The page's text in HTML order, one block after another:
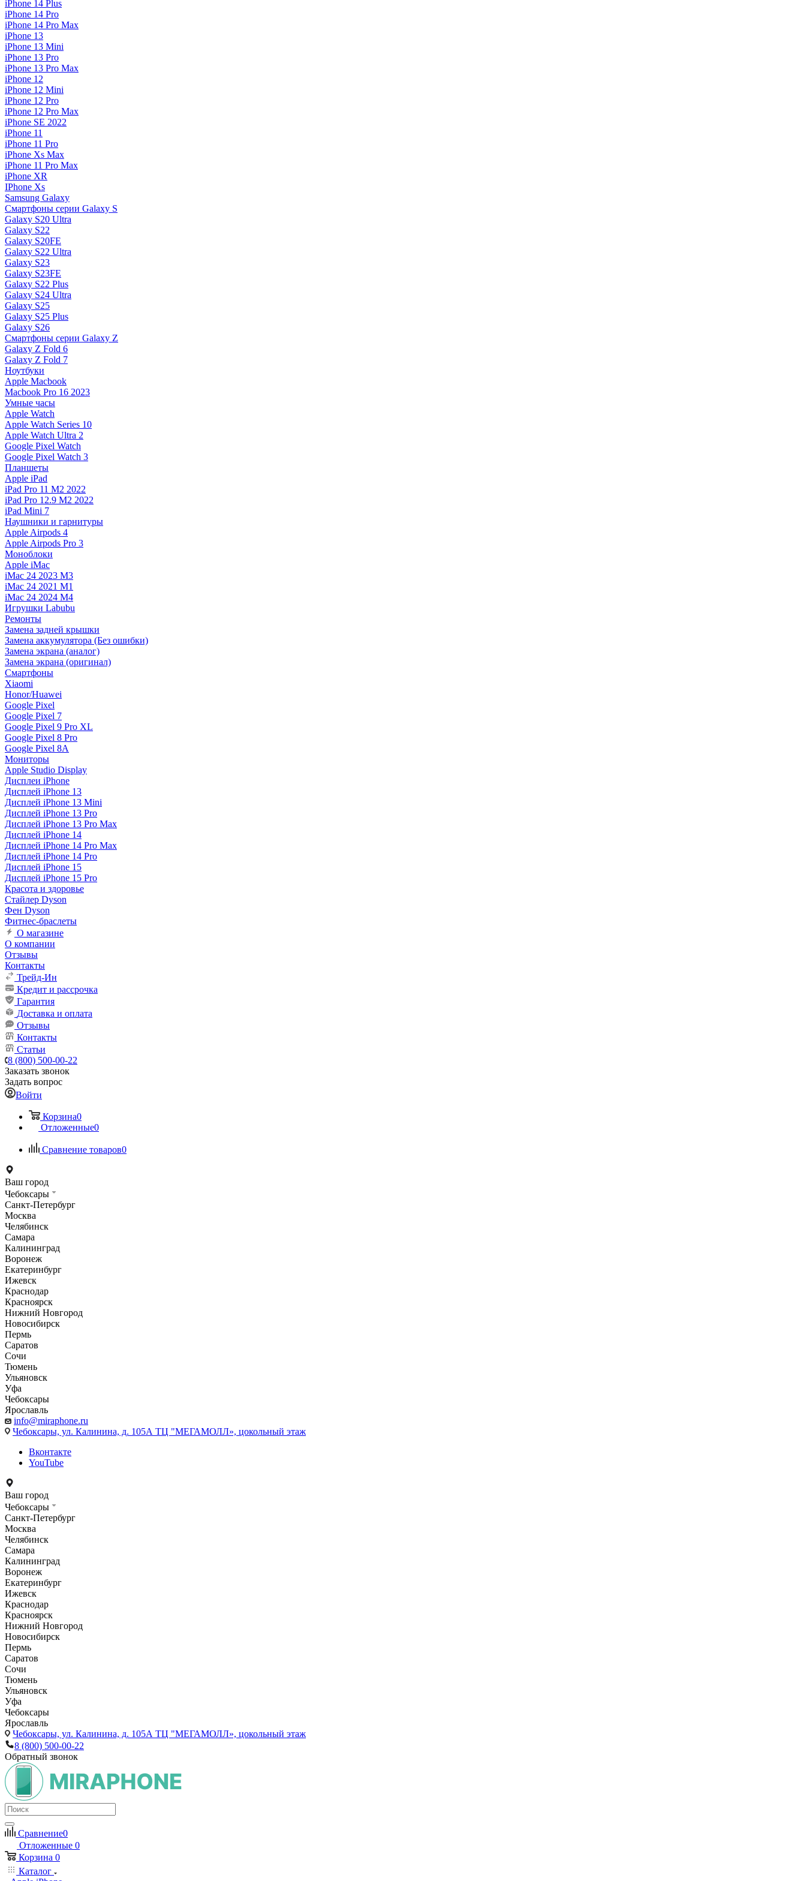
iPhone 14 Plus
iPhone 14 Pro
iPhone 14 Pro Max
iPhone 13
iPhone 13 Mini
iPhone 13 Pro
iPhone 13 Pro Max
iPhone 12
iPhone 12 Mini
iPhone 12 Pro
iPhone 12 Pro Max
iPhone SE 2022
iPhone 11
iPhone 11 Pro
iPhone Xs Max
iPhone 11 Pro Max
iPhone XR
IPhone Xs
Samsung Galaxy
Смартфоны серии Galaxy S
Galaxy S20 Ultra
Galaxy S22
Galaxy S20FE
Galaxy S22 Ultra
Galaxy S23
Galaxy S23FE
Galaxy S22 Plus
Galaxy S24 Ultra
Galaxy S25
Galaxy S25 Plus
Galaxy S26
Смартфоны серии Galaxy Z
Galaxy Z Fold 6
Galaxy Z Fold 7
Ноутбуки
Apple Macbook
Macbook Pro 16 2023
Умные часы
Apple Watch
Apple Watch Series 10
Apple Watch Ultra 2
Google Pixel Watch
Google Pixel Watch 3
Планшеты
Apple iPad
iPad Pro 11 M2 2022
iPad Pro 12.9 M2 2022
iPad Mini 7
Наушники и гарнитуры
Apple Airpods 4
Apple Airpods Pro 3
Моноблоки
Apple iMac
iMac 24 2023 M3
iMac 24 2021 M1
iMac 24 2024 M4
Игрушки Labubu
Ремонты
Замена задней крышки
Замена аккумулятора (Без ошибки)
Замена экрана (аналог)
Замена экрана (оригинал)
Смартфоны
Xiaomi
Honor/Huawei
Google Pixel
Google Pixel 7
Google Pixel 9 Pro XL
Google Pixel 8 Pro
Google Pixel 8A
Мониторы
Apple Studio Display
Дисплеи iPhone
Дисплей iPhone 13
Дисплей iPhone 13 Mini
Дисплей iPhone 13 Pro
Дисплей iPhone 13 Pro Max
Дисплей iPhone 14
Дисплей iPhone 14 Pro Max
Дисплей iPhone 14 Pro
Дисплей iPhone 15
Дисплей iPhone 15 Pro
Красота и здоровье
Стайлер Dyson
Фен Dyson
Фитнес-браслеты
О магазине
О компании
Отзывы
Контакты
Трейд-Ин
Кредит и рассрочка
Гарантия
Доставка и оплата
Отзывы
Контакты
Статьи
8 (800) 500-00-22
Заказать звонок
Задать вопрос
Войти
Корзина0
Отложенные0
Сравнение товаров0
Ваш город
Чебоксары
Санкт-Петербург
Москва
Челябинск
Самара
Калининград
Воронеж
Екатеринбург
Ижевск
Краснодар
Красноярск
Нижний Новгород
Новосибирск
Пермь
Саратов
Сочи
Тюмень
Ульяновск
Уфа
Чебоксары
Ярославль
info@miraphone.ru
Чебоксары, ул. Калинина, д. 105А ТЦ "МЕГАМОЛЛ», цокольный этаж
Вконтакте
YouTube
Ваш город
Чебоксары
Санкт-Петербург
Москва
Челябинск
Самара
Калининград
Воронеж
Екатеринбург
Ижевск
Краснодар
Красноярск
Нижний Новгород
Новосибирск
Пермь
Саратов
Сочи
Тюмень
Ульяновск
Уфа
Чебоксары
Ярославль
Чебоксары, ул. Калинина, д. 105А ТЦ "МЕГАМОЛЛ», цокольный этаж
8 (800) 500-00-22
Обратный звонок
Сравнение0
Отложенные 0
Корзина 0
Каталог